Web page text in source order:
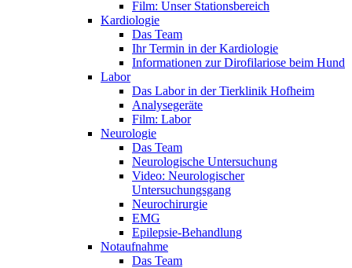
Film: Unser Stationsbereich
Kardiologie
Das Team
Ihr Termin in der Kardiologie
Informationen zur Dirofilariose beim Hund
Labor
Das Labor in der Tierklinik Hofheim
Analysegeräte
Film: Labor
Neurologie
Das Team
Neurologische Untersuchung
Video: Neurologischer
Untersuchungsgang
Neurochirurgie
EMG
Epilepsie-Behandlung
Notaufnahme
Das Team